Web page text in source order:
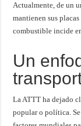
Actualmente, de un
mantienen sus
combustible incide
Un
La ATTT ha dejado
popular o política.